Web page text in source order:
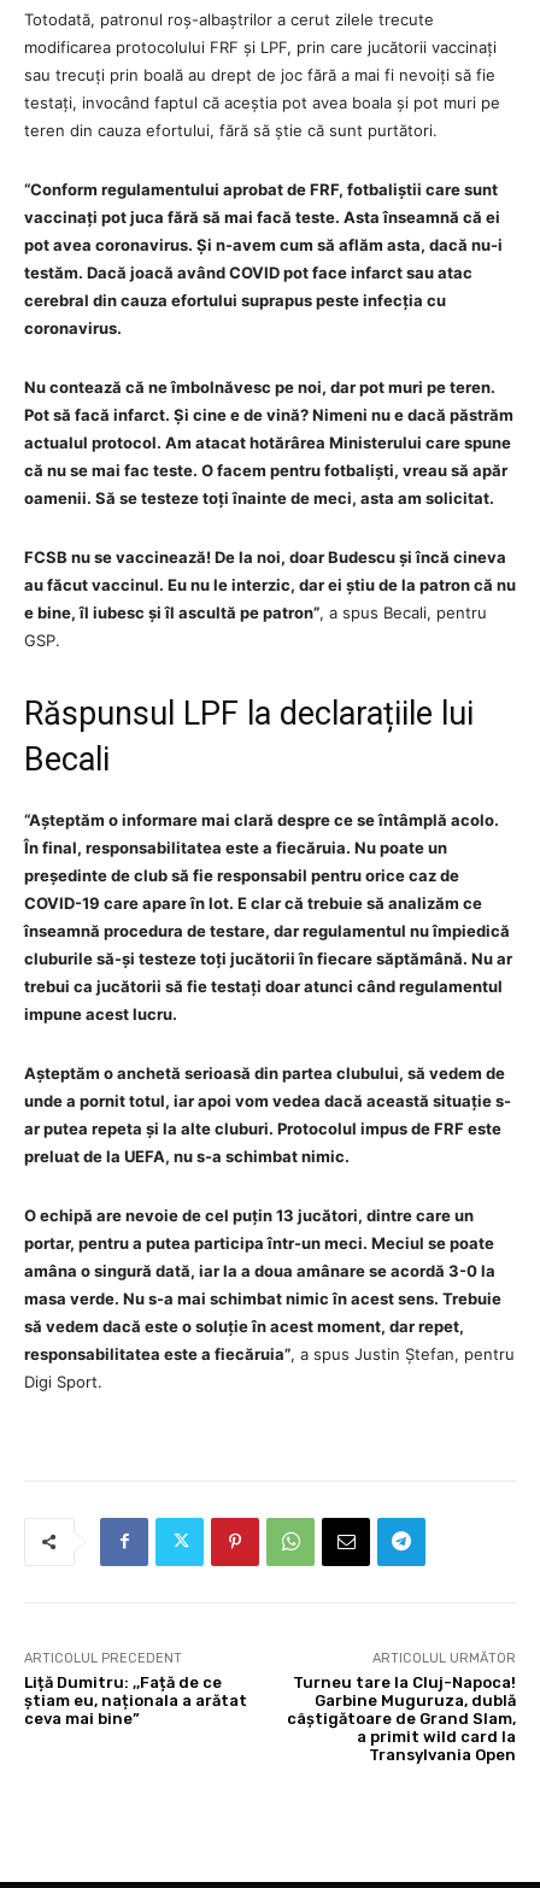
Totodată, patronul roș-albaștrilor a cerut zilele trecute
modificarea protocolului FRF și LPF, prin care jucătorii vaccinați
sau trecuți prin boală au drept de joc fără a mai fi nevoiți să fie
testați, invocând faptul că aceștia pot avea boala și pot muri pe
teren din cauza efortului, fără să știe că sunt purtători.
“Conform regulamentului aprobat de FRF, fotbaliștii care sunt
vaccinați pot juca fără să mai facă teste. Asta înseamnă că ei
pot avea coronavirus. Și n-avem cum să aflăm asta, dacă nu-i
testăm. Dacă joacă având COVID pot face infarct sau atac
cerebral din cauza efortului suprapus peste infecția cu
coronavirus.
Nu contează că ne îmbolnăvesc pe noi, dar pot muri pe teren.
Pot să facă infarct. Și cine e de vină? Nimeni nu e dacă păstrăm
actualul protocol. Am atacat hotărârea Ministerului care spune
că nu se mai fac teste. O facem pentru fotbaliști, vreau să apăr
oamenii. Să se testeze toți înainte de meci, asta am solicitat.
FCSB nu se vaccinează! De la noi, doar Budescu și încă cineva
au făcut vaccinul. Eu nu le interzic, dar ei știu de la patron că nu
e bine, îl iubesc și îl ascultă pe patron”, a spus Becali, pentru
GSP.
Răspunsul LPF la declarațiile lui
Becali
“Așteptăm o informare mai clară despre ce se întâmplă acolo.
În final, responsabilitatea este a fiecăruia. Nu poate un
președinte de club să fie responsabil pentru orice caz de
COVID-19 care apare în lot. E clar că trebuie să analizăm ce
înseamnă procedura de testare, dar regulamentul nu împiedică
cluburile să-și testeze toți jucătorii în fiecare săptămână. Nu ar
trebui ca jucătorii să fie testați doar atunci când regulamentul
impune acest lucru.
Așteptăm o anchetă serioasă din partea clubului, să vedem de
unde a pornit totul, iar apoi vom vedea dacă această situație s-
ar putea repeta și la alte cluburi. Protocolul impus de FRF este
preluat de la UEFA, nu s-a schimbat nimic.
O echipă are nevoie de cel puțin 13 jucători, dintre care un
portar, pentru a putea participa într-un meci. Meciul se poate
amâna o singură dată, iar la a doua amânare se acordă 3-0 la
masa verde. Nu s-a mai schimbat nimic în acest sens. Trebuie
să vedem dacă este o soluție în acest moment, dar repet,
responsabilitatea este a fiecăruia”, a spus Justin Ștefan, pentru
Digi Sport.
ARTICOLUL PRECEDENT
Liță Dumitru: ,,Față de ce
știam eu, naționala a arătat
ceva mai bine”
ARTICOLUL URMĂTOR
Turneu tare la Cluj-Napoca!
Garbine Muguruza, dublă
câștigătoare de Grand Slam,
a primit wild card la
Transylvania Open